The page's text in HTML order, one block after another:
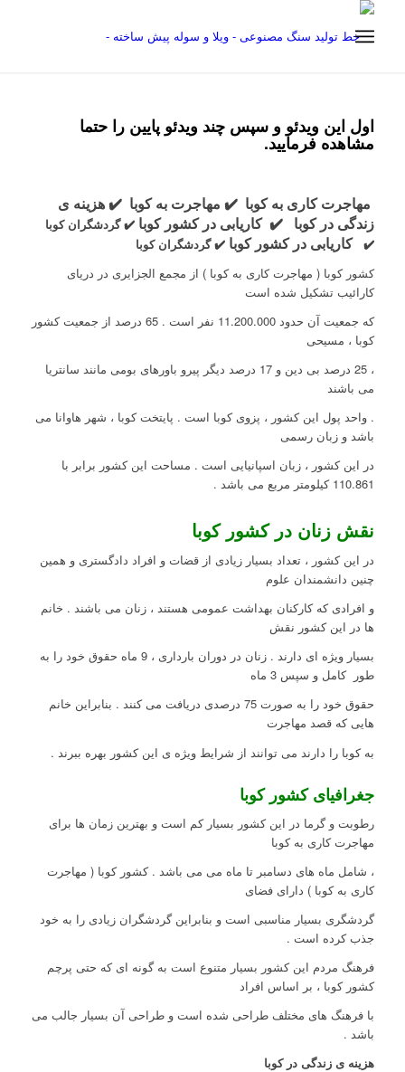
اول این ویدئو و سپس چند ویدئو پایین را حتما
مشاهده فرمایید.
مهاجرت کاری به کوبا ✔️ مهاجرت به کوبا ✔️ هزینه ی
زندگی در کوبا ✔️ کاریابی در کشور کوبا ✔️ گردشگران کوبا
✔️ کاریابی در کشور کوبا ✔️ گردشگران کوبا
کشور کوبا ( مهاجرت کاری به کوبا ) از مجمع الجزایری در دریای
کارائیب تشکیل شده است
که جمعیت آن حدود 11.200.000 نفر است . 65 درصد از جمعیت کشور
کوبا ، مسیحی
، 25 درصد بی دین و 17 درصد دیگر پیرو باورهای بومی مانند سانتریا
می باشند
. واحد پول این کشور ، پزوی کوبا است . پایتخت کوبا ، شهر هاوانا می
باشد و زبان رسمی
در این کشور ، زبان اسپانیایی است . مساحت این کشور برابر با
110.861 کیلومتر مربع می باشد .
نقش زنان در کشور کوبا
در این کشور ، تعداد بسیار زیادی از قضات و افراد دادگستری و همین
چنین دانشمندان علوم
و افرادی که کارکنان بهداشت عمومی هستند ، زنان می باشند . خانم
ها در این کشور نقش
بسیار ویژه ای دارند . زنان در دوران بارداری ، 9 ماه حقوق خود را به
طور کامل و سپس 3 ماه
حقوق خود را به صورت 75 درصدی دریافت می کنند . بنابراین خانم
هایی که قصد مهاجرت
به کوبا را دارند می توانند از شرایط ویژه ی این کشور بهره ببرند .
جغرافیای کشور کوبا
رطوبت و گرما در این کشور بسیار کم است و بهترین زمان ها برای
مهاجرت کاری به کوبا
، شامل ماه های دسامبر تا ماه می می باشد . کشور کوبا ( مهاجرت
کاری به کوبا ) دارای فضای
گردشگری بسیار مناسبی است و بنابراین گردشگران زیادی را به خود
جذب کرده است .
فرهنگ مردم این کشور بسیار متنوع است به گونه ای که حتی پرچم
کشور کوبا ، بر اساس افراد
با فرهنگ های مختلف طراحی شده است و طراحی آن بسیار جالب می
باشد .
هزینه ی زندگی در کوبا